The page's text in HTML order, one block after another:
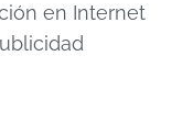
en Internet